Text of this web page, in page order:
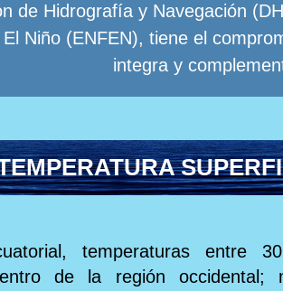
de Hidrografía y Navegación
Niño (ENFEN), tiene el
integra y
temperaturas entre
de la región occidental;